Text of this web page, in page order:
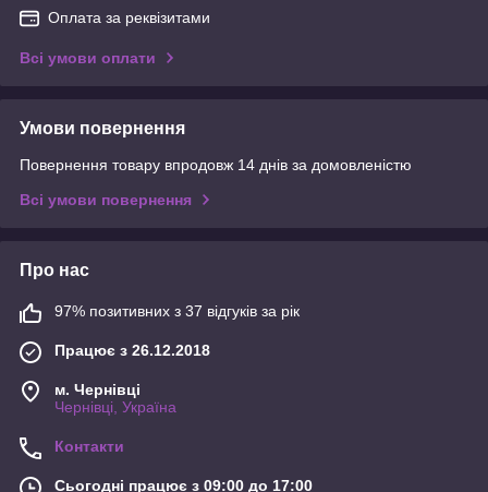
Оплата за реквізитами
Всі умови оплати
Умови повернення
Повернення товару впродовж 14 днів за домовленістю
Всі умови повернення
Про нас
97% позитивних з 37 відгуків за рік
Працює з 26.12.2018
м. Чернівці
Чернівці, Україна
Контакти
Сьогодні працює з 09:00 до 17:00